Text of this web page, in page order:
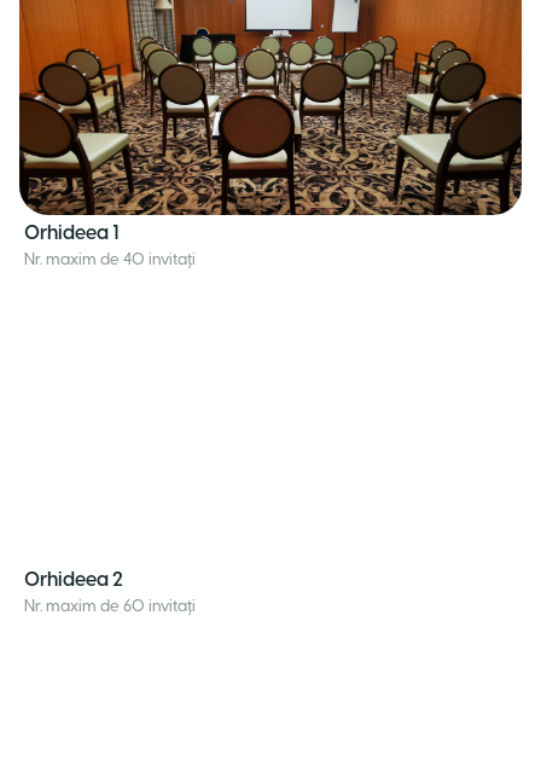
Orhideea 1
Nr. maxim de 40 invitați
Orhideea 2
Nr. maxim de 60 invitați